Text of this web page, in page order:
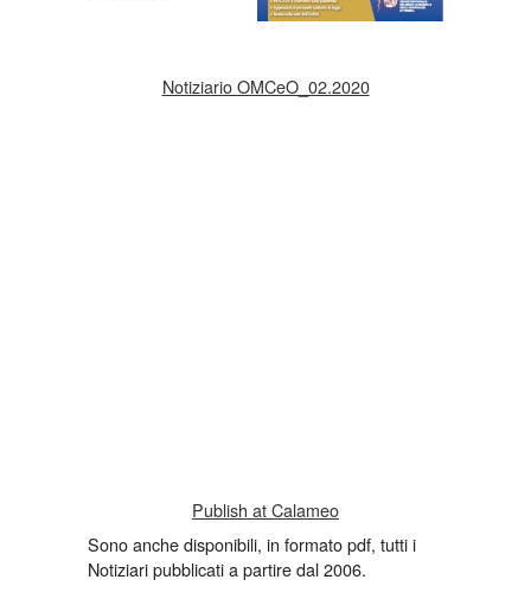
Notiziario OMCeO_02.2020
Publish at Calameo
Sono anche disponibili, in formato pdf, tutti i
Notiziari pubblicati a partire dal 2006.